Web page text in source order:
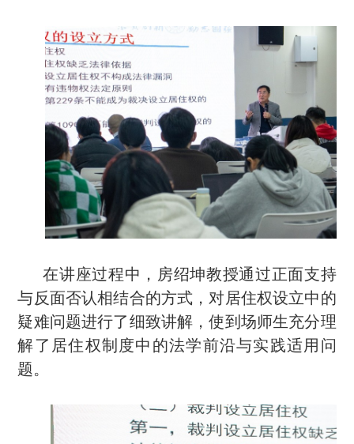
在讲座过程中，房绍坤教授通过正面支持
与反面否认相结合的方式，对居住权设立中的
疑难问题进行了细致讲解，使到场师生充分理
解了 居住权制度中的法学前沿与实践适用问
题。